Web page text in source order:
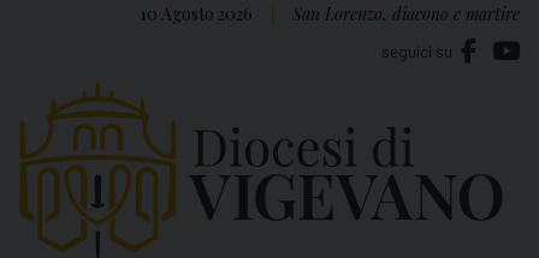
10 Agosto 2026 San Lorenzo, diacono e martire
seguici su